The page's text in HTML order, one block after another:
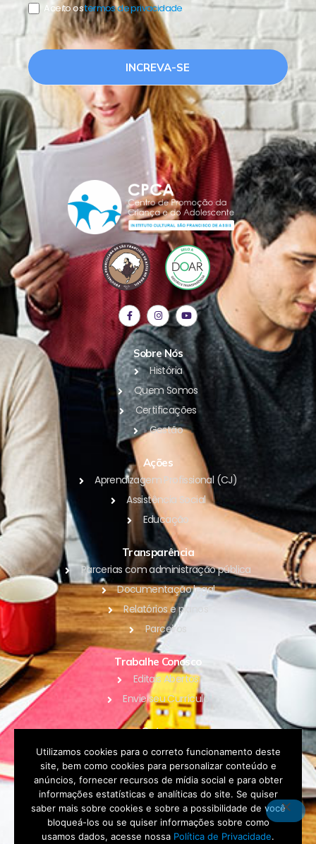
Aceito ostermos de privacidade.
INCREVA-SE
Sobre Nós
História
Quem Somos
Certificações
Gestão
Ações
Aprendizagem Profissional (CJ)
Assistência Social
Educação
Transparência
Parcerias com administração pública
Documentação legal
Relatórios e planos
Parceiros
Trabalhe Conosco
Editais Abertos
Envie seu Currículo
Outros
Blog
Contato
Política de Privacidade
DOAR
Utilizamos cookies para o correto funcionamento deste
site, bem como cookies para personalizar conteúdo e
anúncios, fornecer recursos de mídia social e para obter
informações estatísticas e analíticas do site. Se quiser
saber mais sobre cookies e sobre a possibilidade de você
bloqueá-los ou se quiser informações sobre como
usamos dados, acesse nossa Política de Privacidade.